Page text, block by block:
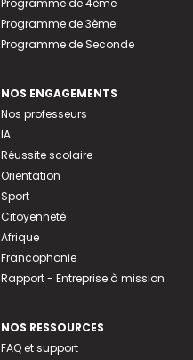
Programme de 4ème
Programme de 3ème
Programme de Seconde
NOS ENGAGEMENTS
Nos professeurs
IA
Réussite scolaire
Orientation
Sport
Citoyenneté
Afrique
Francophonie
Rapport - Entreprise à mission
NOS RESSOURCES
FAQ et support